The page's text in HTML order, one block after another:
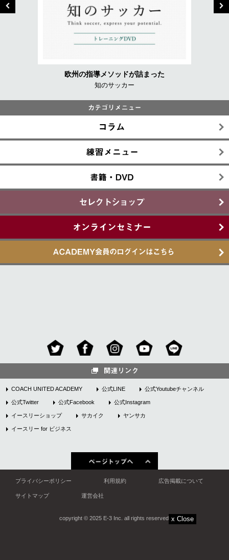
欧州の指導メソッドが詰まった
知のサッカー
COACH UNITED ACADEMY 公式LINE 公式Youtubeチャンネル
公式Twitter 公式Facebook 公式Instagram
イースリーショップ サカイク ヤンサカ
イースリー for ビジネス
プライバシーポリシー 利用規約 広告掲載について
サイトマップ 運営会社
copyright © 2025 E-3 Inc. all rights reserved.